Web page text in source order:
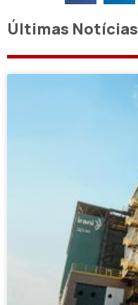
Últimas Notícias